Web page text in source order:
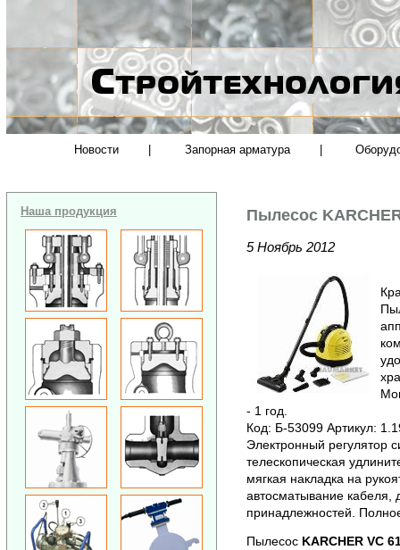
Новости Запорная арматура
Наша продукция Пылесос
5 Ноябрь 2012
- 1 год.
Код: Б-53099 Артикул:
Электронный регулятор
телескопическая
мягкая накладка на
автосматывание кабеля,
принадлежностей.
Пылесос KARCHER VC